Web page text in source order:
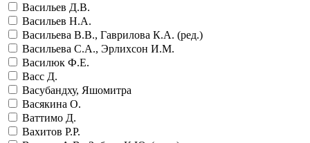
Васильев Д.В.
Васильев Н.А.
Васильева В.В., Гаврилова К.А. (ред.)
Васильева С.А., Эрлихсон И.М.
Василюк Ф.Е.
Васс Д.
Васубандху, Яшомитра
Васякина О.
Ваттимо Д.
Вахитов Р.Р.